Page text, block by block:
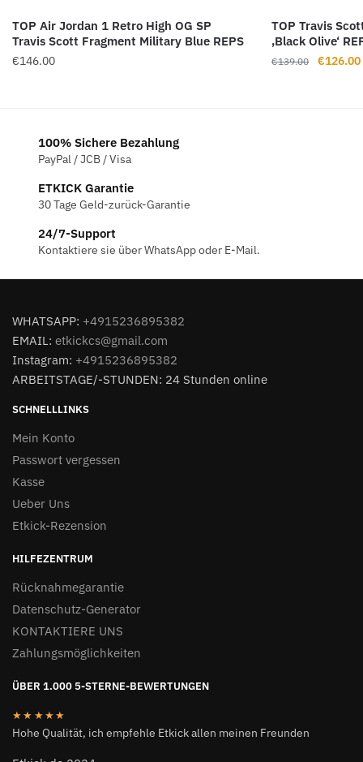
TOP Air Jordan 1 Retro High OG SP
Travis Scott Fragment Military Blue REPS
€146.00
TOP Travis
‚Black Olive‘
€139.00 €126.00
100% Sichere Bezahlung
PayPal / JCB / Visa
ETKICK Garantie
30 Tage Geld-zurück-Garantie
24/7-Support
Kontaktiere sie über WhatsApp oder E-Mail.
WHATSAPP: +4915236895382
EMAIL: etkickcs@gmail.com
Instagram: +4915236895382
ARBEITSTAGE/-STUNDEN: 24 Stunden online
SCHNELLLINKS
Mein Konto
Passwort vergessen
Kasse
Ueber Uns
Etkick-Rezension
HILFEZENTRUM
Rücknahmegarantie
Datenschutz-Generator
KONTAKTIERE UNS
Zahlungsmöglichkeiten
ÜBER 1.000 5-STERNE-BEWERTUNGEN
★★★★★
Hohe Qualität, ich empfehle Etkick allen meinen Freunden